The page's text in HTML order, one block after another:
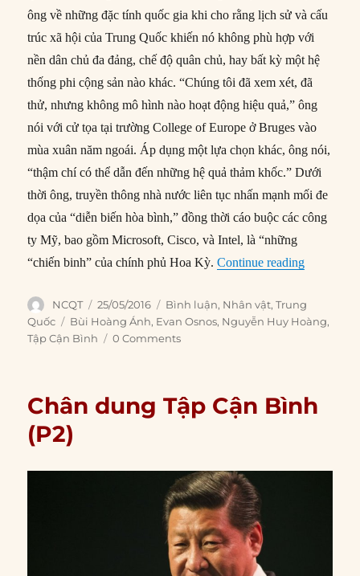
ông về những đặc tính quốc gia khi cho rằng lịch sử và cấu
trúc xã hội của Trung Quốc khiến nó không phù hợp với
nền dân chủ đa đảng, chế độ quân chủ, hay bất kỳ một hệ
thống phi cộng sản nào khác. “Chúng tôi đã xem xét, đã
thử, nhưng không mô hình nào hoạt động hiệu quả,” ông
nói với cử tọa tại trường College of Europe ở Bruges vào
mùa xuân năm ngoái. Áp dụng một lựa chọn khác, ông nói,
“thậm chí có thể dẫn đến những hệ quả thảm khốc.” Dưới
thời ông, truyền thông nhà nước liên tục nhấn mạnh mối đe
dọa của “diễn biến hòa bình,” đồng thời cáo buộc các công
ty Mỹ, bao gồm Microsoft, Cisco, và Intel, là “những
“chiến binh” của chính phủ Hoa Kỳ.Continue reading“Chân
Author
NCQT
Posted
on
25/05/2016 Categories
Bình luận, Nhân vật,Trung
Quốc
Tags
Bùi Hoàng Ánh, Evan Osnos, Nguyễn Huy Hoàng,
Tập Cận Bình
0 Comments
Chân dung Tập Cận Bình
(P2)